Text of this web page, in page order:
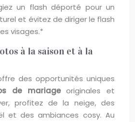
un flash déporté pour un
et évitez de diriger le flash
visages.*
à la saison et à la
des opportunités uniques
de mariageoriginales et
profitez de la neige, des
et des ambiances cosy. Au